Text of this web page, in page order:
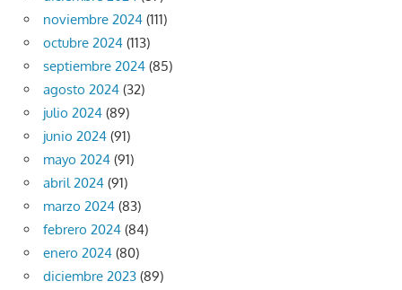
noviembre 2024 (111)
octubre 2024 (113)
septiembre 2024 (85)
agosto 2024 (32)
julio 2024 (89)
junio 2024 (91)
mayo 2024 (91)
abril 2024 (91)
marzo 2024 (83)
febrero 2024 (84)
enero 2024 (80)
diciembre 2023 (89)